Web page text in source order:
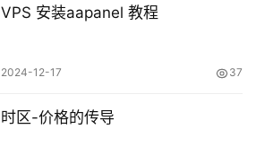
VPS 安装aapanel 教程
2024-12-17 37
时区-价格的传导